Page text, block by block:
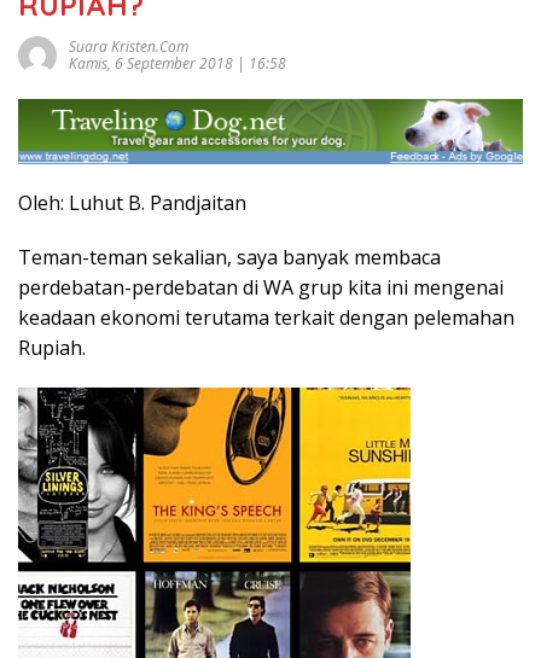
Suara Kristen.com
Kamis, 6 September 2018 | 16:58
Oleh: Luhut B. Pandjaitan
Teman-teman sekalian, saya banyak membaca
perdebatan-perdebatan di WA grup kita ini mengenai
keadaan ekonomi terutama terkait dengan pelemahan
Rupiah.